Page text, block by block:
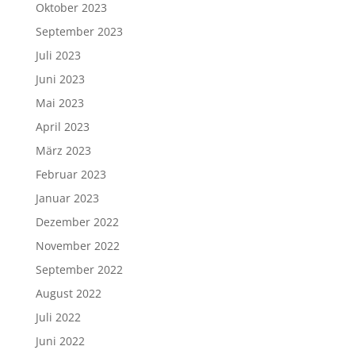
Oktober 2023
September 2023
Juli 2023
Juni 2023
Mai 2023
April 2023
März 2023
Februar 2023
Januar 2023
Dezember 2022
November 2022
September 2022
August 2022
Juli 2022
Juni 2022